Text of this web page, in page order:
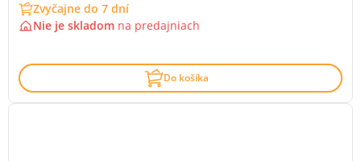
Zvyčajne do 7 dní
Nie je skladom na predajniach
Do košíka